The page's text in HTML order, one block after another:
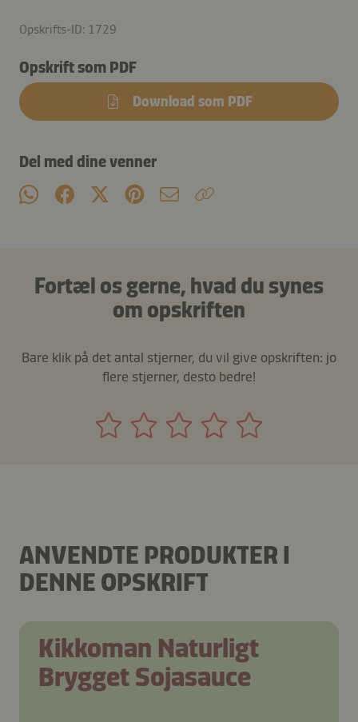
Opskrifts-ID: 1729
Opskrift som PDF
Download som PDF
Del med dine venner
Fortæl os gerne, hvad du synes
om opskriften
Bare klik på det antal stjerner, du vil give opskriften: jo
flere stjerner, desto bedre!
ANVENDTE PRODUKTER I
DENNE OPSKRIFT
Kikkoman Naturligt
Brygget Sojasauce